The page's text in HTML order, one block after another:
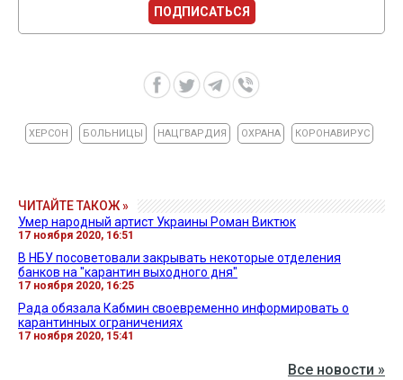
ПОДПИСАТЬСЯ
ХЕРСОН БОЛЬНИЦЫ НАЦГВАРДИЯ ОХРАНА КОРОНАВИРУС
ЧИТАЙТЕ ТАКОЖ »
Умер народный артист Украины Роман Виктюк
17 ноября 2020, 16:51
В НБУ посоветовали закрывать некоторые отделения
банков на "карантин выходного дня"
17 ноября 2020, 16:25
Рада обязала Кабмин своевременно информировать о
карантинных ограничениях
17 ноября 2020, 15:41
Все новости »